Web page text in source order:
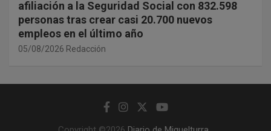
afiliación a la Seguridad Social con 832.598
personas tras crear casi 20.700 nuevos
empleos en el último año
05/08/2026 Redacción